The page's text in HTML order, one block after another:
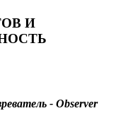
И
- Observer